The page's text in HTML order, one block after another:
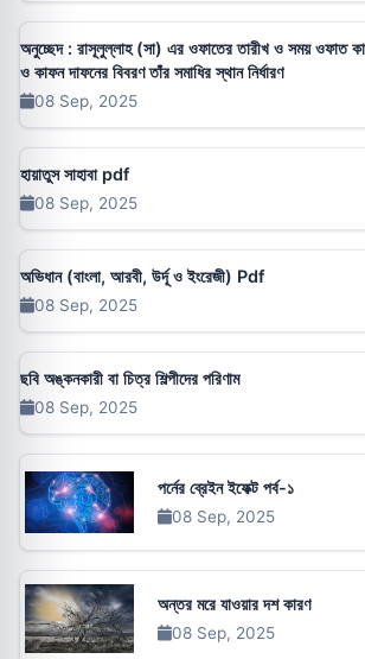
অনুচ্ছেদ : রাসূলুল্লাহ (সা) এর ওফাতের তারীখ ও সময় ওফাত
ও কাফন দাফনের বিবরণ তাঁর সমাধির স্থান নির্ধারণ
08 Sep, 2025
হায়াতুস সাহাবা pdf
08 Sep, 2025
অভিধান (বাংলা, আরবী, উর্দূ ও ইংরেজী) Pdf
08 Sep, 2025
ছবি অঙ্কনকারী বা চিত্র শিল্পীদের পরিণাম
08 Sep, 2025
পর্নের ব্রেইন ইফেক্ট পর্ব-১
08 Sep, 2025
অন্তর মরে যাওয়ার দশ কারণ
08 Sep, 2025